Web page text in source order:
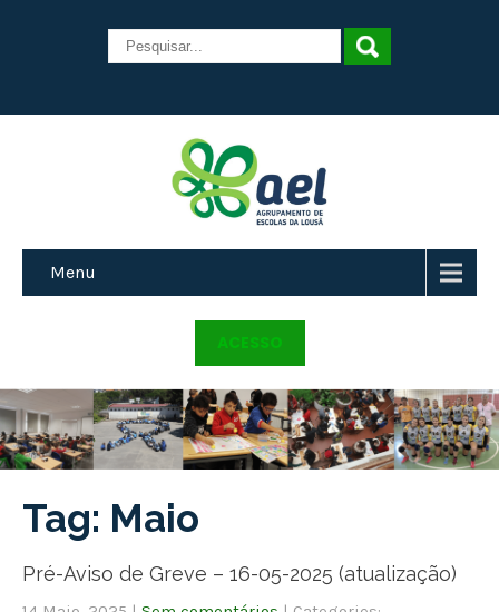
Menu
ACESSO
Tag: Maio
Pré-Aviso de Greve – 16-05-2025 (atualização)